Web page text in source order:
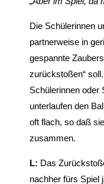
Die Schülerinnen
partnerweise in
gespannte
zurückstoßen“
Schülerinnen oder
unterlaufen den
oft flach, so daß
zusammen.
L: Das
nachher fürs Spiel